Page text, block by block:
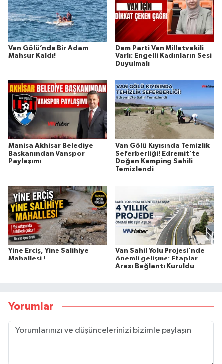
Van Gölü’nde Bir Adam
Mahsur Kaldı!
Dem Parti Van Milletvekili
Varlı: Engelli Kadınların Sesi
Duyulmalı
Manisa Akhisar Belediye
Başkanından Vanspor
Paylaşımı
Van Gölü Kıyısında Temizlik
Seferberliği! Edremit’te
Doğan Kamping Sahili
Temizlendi
Yine Erciş, Yine Salihiye
Mahallesi !
Van Sahil Yolu Projesi'nde
önemli gelişme: Etaplar
Arası Bağlantı Kuruldu
Yorumlar